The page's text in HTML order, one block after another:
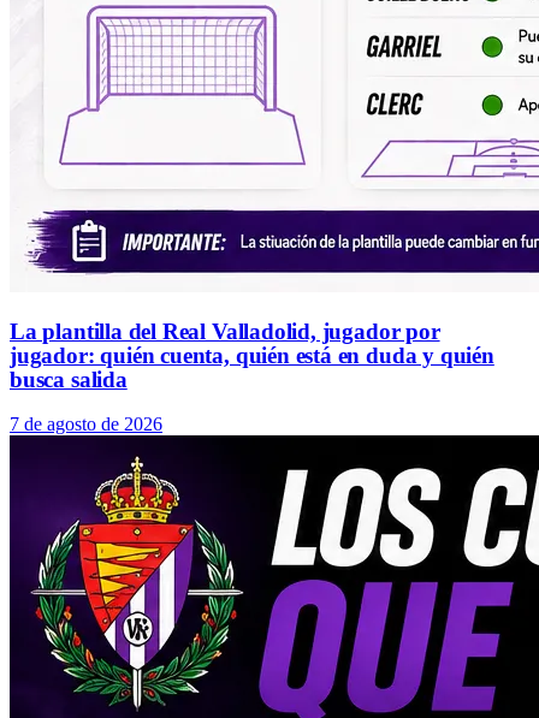
La plantilla del Real Valladolid, jugador por
jugador: quién cuenta, quién está en duda y quién
busca salida
7 de agosto de 2026